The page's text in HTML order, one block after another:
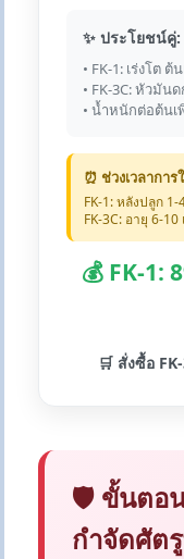
✨ ประโยชน์คู่:
• FK-1: เร่งโต
• FK-3C: หัวมัน
• น้ำหนักต่อต้น
⏰ ช่วงเวลาการ
FK-1: หลังปลูก
FK-3C: อายุ 6-
💰 FK-1:
🛒 สั่งซื้อ
🛡️ ขั้นตอ
กำจัดศัต